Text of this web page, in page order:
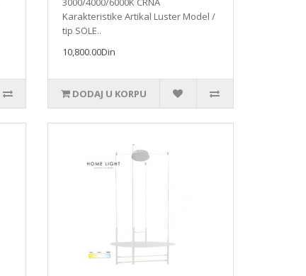
Karakteristike Artikal Luster Model /
tip SOLE..
10,800.00Din
DODAJ U KORPU